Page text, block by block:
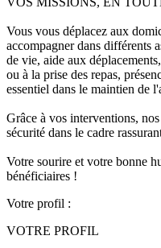
Vous vous déplacez aux
accompagner dans différents
de vie, aide aux
ou à la prise des repas,
essentiel dans le maintien de
Grâce à vos interventions,
sécurité dans le cadre
Votre sourire et votre bonne
bénéficiaires !
Votre profil :
VOTRE PROFIL